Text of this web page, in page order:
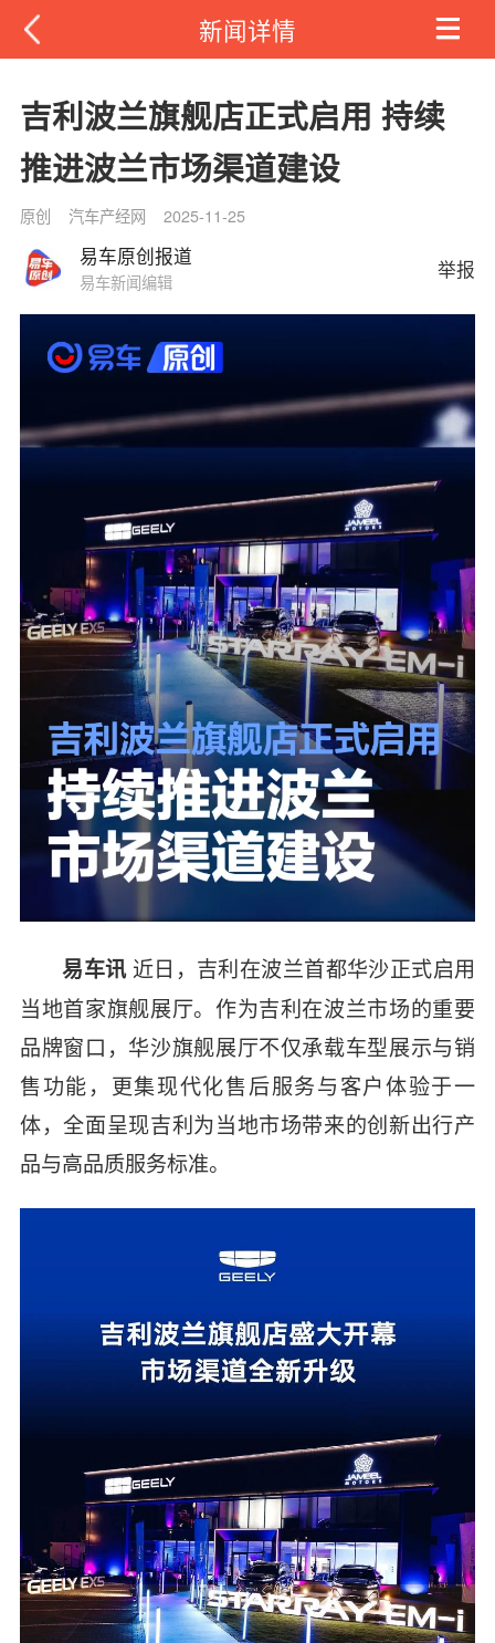
新闻详情
吉利波兰旗舰店正式启用 持续
推进波兰市场渠道建设
原创 汽车产经网 2025-11-25
易车原创报道
易车新闻编辑
举报
易车讯 近日，吉利在波兰首都华沙正式启用
当地首家旗舰展厅。作为吉利在波兰市场的重要
品牌窗口，华沙旗舰展厅不仅承载车型展示与销
售功能，更集现代化售后服务与客户体验于一
体，全面呈现吉利为当地市场带来的创新出行产
品与高品质服务标准。